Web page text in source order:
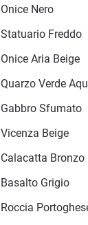
Onice Nero
Statuario Freddo
Onice Aria Beige
Quarzo Verde
Gabbro Sfumato
Vicenza Beige
Calacatta Bronzo
Basalto Grigio
Roccia